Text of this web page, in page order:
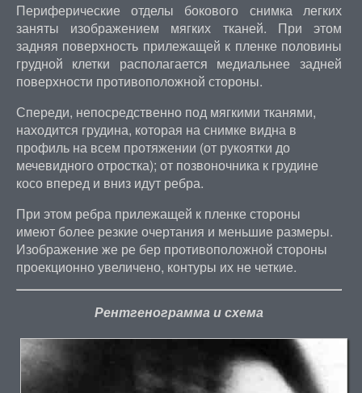
Периферические отделы бокового снимка легких
заняты изображением мягких тканей. При этом
задняя поверхность прилежащей к пленке половины
грудной клетки располагается медиальнее задней
поверхности противоположной стороны.
Спереди, непосредственно под мягкими тканями,
находится грудина, которая на снимке видна в
профиль на всем протяжении (от рукоятки до
мечевидного отростка); от позвоночника к грудине
косо вперед и вниз идут ребра.
При этом ребра прилежащей к пленке стороны
имеют более резкие очертания и меньшие размеры.
Изображение же ре бер противоположной стороны
проекционно увеличено, контуры их не четкие.
Рентгенограмма и схема